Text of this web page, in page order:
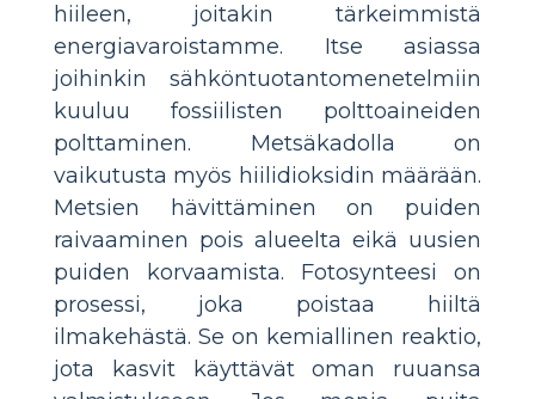
hiileen, joitakin tärkeimmistä
energiavaroistamme. Itse asiassa
joihinkin sähköntuotantomenetelmiin
kuuluu fossiilisten polttoaineiden
polttaminen. Metsäkadolla on
vaikutusta myös hiilidioksidin määrään.
Metsien hävittäminen on puiden
raivaaminen pois alueelta eikä uusien
puiden korvaamista. Fotosynteesi on
prosessi, joka poistaa hiiltä
ilmakehästä. Se on kemiallinen reaktio,
jota kasvit käyttävät oman ruuansa